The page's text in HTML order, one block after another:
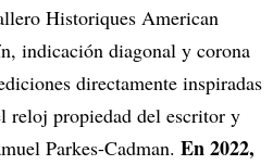
Historiques American
indicación diagonal y corona
directamente inspiradas
reloj propiedad del escritor y
Parkes-Cadman. En 2022,